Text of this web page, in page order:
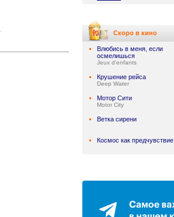
Скоро в кино
Влюбись в меня, если
осмелишься
Jeux d'enfants
Крушение рейса
Deep Water
Мотор Сити
Motor City
Ветка сирени
Космос как предчувствие